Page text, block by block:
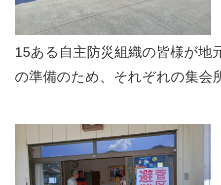
15ある自主防災組織の皆様が地
の準備のため、それぞれの集会